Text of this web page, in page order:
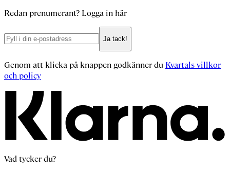
Redan prenumerant? Logga in här
Ja tack!
Genom att klicka på knappen godkänner du Kvartals villkor
och policy
Vad tycker du?